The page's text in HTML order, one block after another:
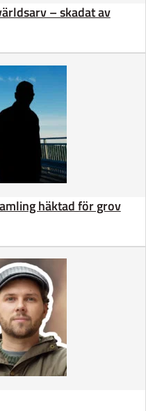
– skadat av
häktad för grov